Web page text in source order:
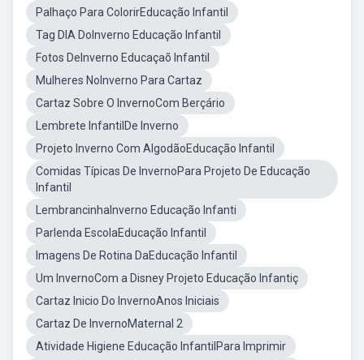
Palhaço Para ColorirEducação Infantil
Tag DIA DoInverno Educação Infantil
Fotos DeInverno Educaçaõ Infantil
Mulheres NoInverno Para Cartaz
Cartaz Sobre O InvernoCom Berçário
Lembrete InfantilDe Inverno
Projeto Inverno Com AlgodãoEducação Infantil
Comidas Típicas De InvernoPara Projeto De Educação
Infantil
LembrancinhaInverno Educação Infanti
Parlenda EscolaEducação Infantil
Imagens De Rotina DaEducação Infantil
Um InvernoCom a Disney Projeto Educação Infantiç
Cartaz Inicio Do InvernoAnos Iniciais
Cartaz De InvernoMaternal 2
Atividade Higiene Educação InfantilPara Imprimir